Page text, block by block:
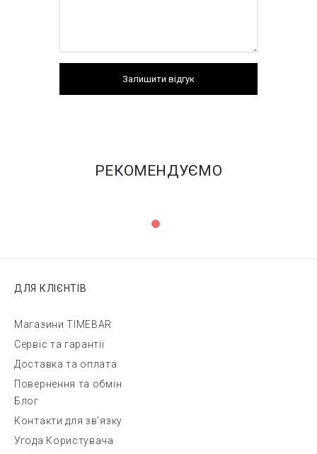
Залишити відгук
РЕКОМЕНДУЄМО
ДЛЯ КЛІЄНТІВ
Магазини TIMEBAR
Сервіс та гарантії
Доставка та оплата
Повернення та обмін
Блог
Контакти для зв'язку
Угода Користувача